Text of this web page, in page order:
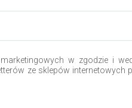
w zgodzie i
ze sklepów internetowych